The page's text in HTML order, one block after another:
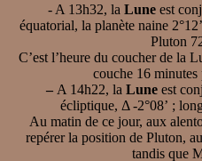
- A 13h32, la Lune est
équatorial, la planète naine
Pluton
C’est l’heure du coucher de la
couche 16
– A 14h22, la Lune est
écliptique, Δ -2°08’ ;
Au matin de ce jour, aux
repérer la position de Pluton,
tandis que